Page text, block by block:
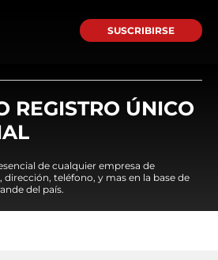
SUSCRIBIRSE
REGISTRO ÚNICO
de cualquier empresa de
teléfono, y mas en la base de
del país.